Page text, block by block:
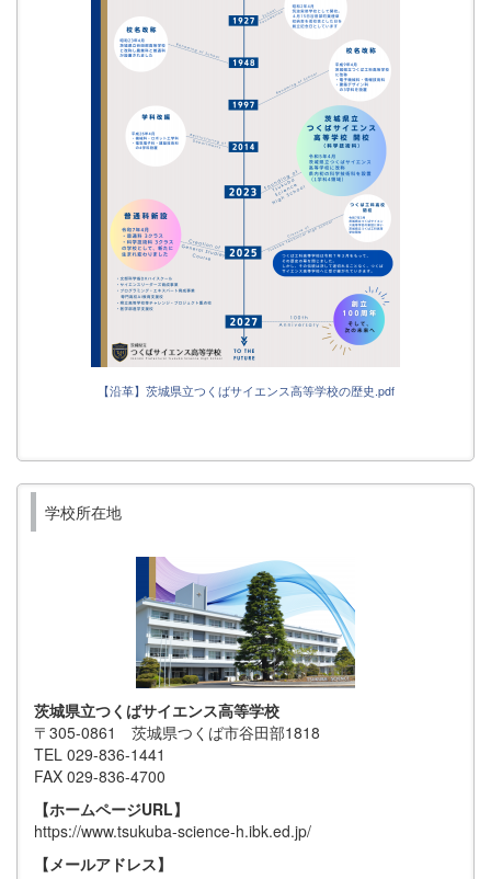
【沿革】茨城県立つくばサイエンス高等学校の歴史.pdf
学校所在地
茨城県立つくばサイエンス高等学校
〒305-0861 茨城県つくば市谷田部1818
TEL 029-836-1441
FAX 029-836-4700
【ホームページURL】
https://www.tsukuba-science-h.ibk.ed.jp/
【メールアドレス】